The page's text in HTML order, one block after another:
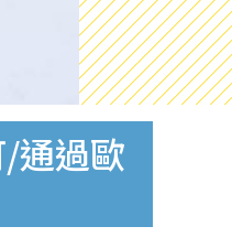
通過歐